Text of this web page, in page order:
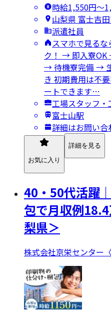
時給1,550円〜
山梨県 富士吉
派遣社員
スマホで見る
ク！ → 即入寮OK
→ 待機寮完備 →
き 初期費用は不
ートできます…
工場スタッフ・
富士山駅
詳細はお問い
お気に入り
詳細を見る
40・50代活躍
包で月収例
梨県＞
株式会社京栄センター